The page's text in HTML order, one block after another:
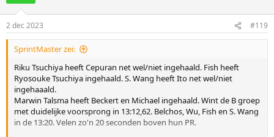
2 dec 2023 #119
SprintMaster zei:
Riku Tsuchiya heeft Cepuran net wel/niet ingehaald. Fish heeft
Ryosouke Tsuchiya ingehaald. S. Wang heeft Ito net wel/niet
ingehaaald.
Marwin Talsma heeft Beckert en Michael ingehaald. Wint de B groep
met duidelijke voorsprong in 13:12,62. Belchos, Wu, Fish en S. Wang
in de 13:20. Velen zo'n 20 seconden boven hun PR.